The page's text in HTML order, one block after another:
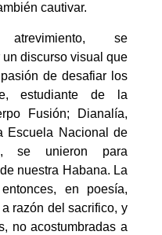
cautivar.
atrevimiento, se
discurso visual que
de desafiar los
estudiante de la
Fusión; Dianalía,
Escuela Nacional de
se unieron para
nuestra Habana. La
en poesía,
razón del sacrifico, y
no acostumbradas a